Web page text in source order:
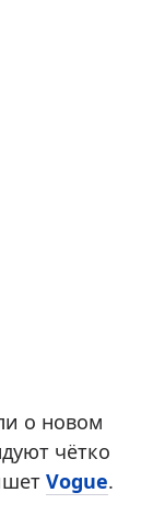
о новом
чётко
Vogue.